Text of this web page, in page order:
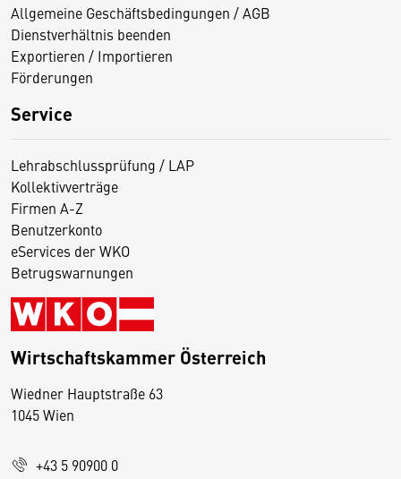
Allgemeine Geschäftsbedingungen / AGB
Dienstverhältnis beenden
Exportieren / Importieren
Förderungen
Service
Lehrabschlussprüfung / LAP
Kollektivverträge
Firmen A-Z
Benutzerkonto
eServices der WKO
Betrugswarnungen
Wirtschaftskammer Österreich
Wiedner Hauptstraße 63
1045 Wien
+43 5 90900 0
D
s